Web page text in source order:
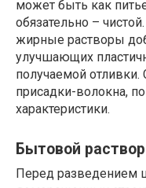
может быть как
обязательно –
жирные растворы
улучшающих
получаемой
присадки-волокна,
характеристики.
Бытовой
Перед разведением